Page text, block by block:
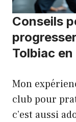
Conseils
Tolbiac
Mon
club pour
c’est aussi